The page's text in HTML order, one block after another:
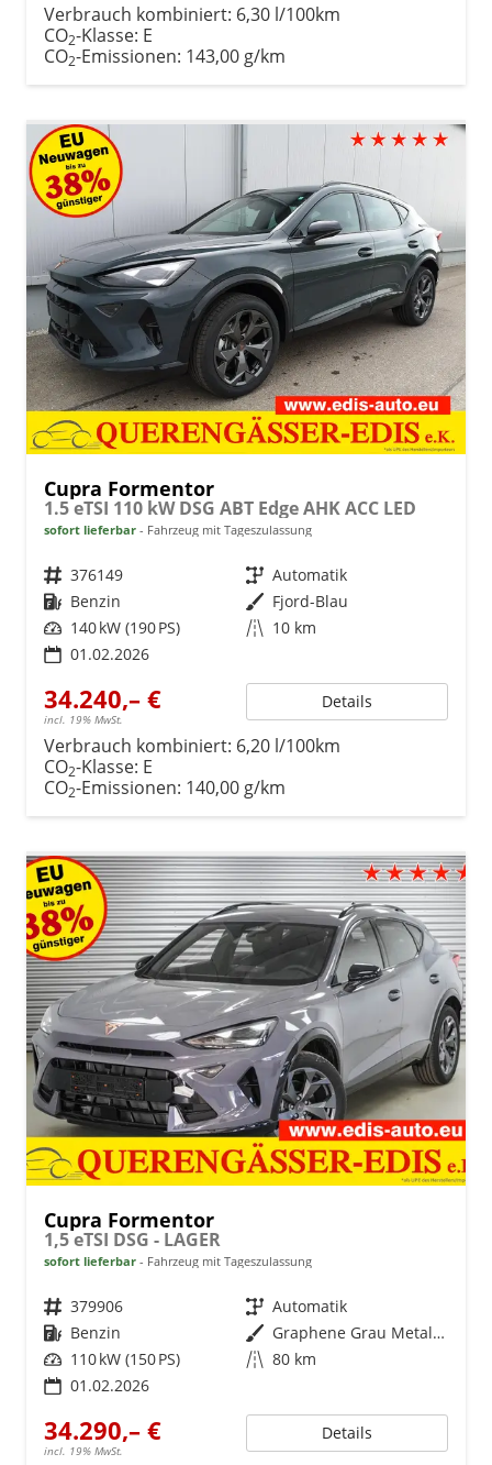
Verbrauch kombiniert: 6,30 l/100km
CO2-Klasse: E
CO2-Emissionen: 143,00 g/km
Cupra Formentor
1.5 eTSI 110 kW DSG ABT Edge AHK ACC LED
sofort lieferbar Fahrzeug mit Tageszulassung
Fahrzeugnr. 376149 Getriebe Automatik
Kraftstoff Benzin Außenfarbe Fjord-Blau
Leistung 140 kW (190 PS) Kilometerstand 10 km
01.02.2026
34.240,– €
incl. 19% MwSt.
Details
Verbrauch kombiniert: 6,20 l/100km
CO2-Klasse: E
CO2-Emissionen: 140,00 g/km
Cupra Formentor
1,5 eTSI DSG - LAGER
sofort lieferbar Fahrzeug mit Tageszulassung
Fahrzeugnr. 379906 Getriebe Automatik
Kraftstoff Benzin Außenfarbe
Graphene Grau Metallic (R6)
Leistung 110 kW (150 PS) Kilometerstand 80 km
01.02.2026
34.290,– €
incl. 19% MwSt.
Details